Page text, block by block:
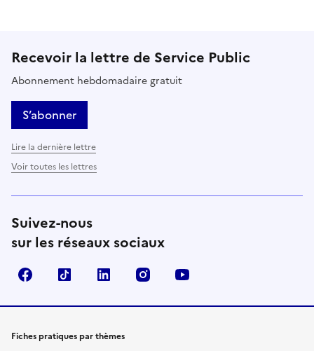
Recevoir la lettre de Service Public
Abonnement hebdomadaire gratuit
S’abonner
Lire la dernière lettre
Voir toutes les lettres
Suivez-nous
sur les réseaux sociaux
FacebookTikTok LinkedIn Instagram
Fiches pratiques par thèmes